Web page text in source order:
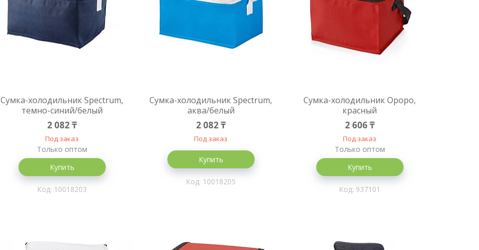
Сумка-холодильник Spectrum,
темно-синий/белый
2 082 ₸
Под заказ
Только оптом
Купить
10018203
Сумка-холодильник Spectrum,
аква/белый
2 082 ₸
Под заказ
Купить
10018205
Сумка-холодильник Ороро,
красный
2 606 ₸
Под заказ
Только оптом
Купить
937101